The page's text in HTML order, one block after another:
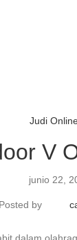
Judi
V
junio 22,
Posted by